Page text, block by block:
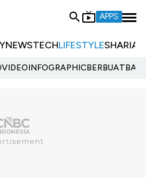
APPS
NEWSTECHLIFESTYLESHARIA
VIDEOINFOGRAPHIC